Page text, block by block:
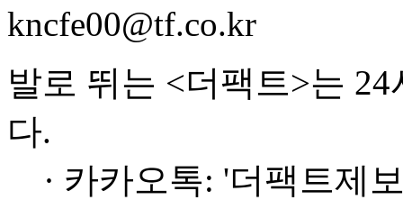
kncfe00@tf.co.kr
발로 뛰는 <더팩트>는
다.
· 카카오톡: '더팩트제